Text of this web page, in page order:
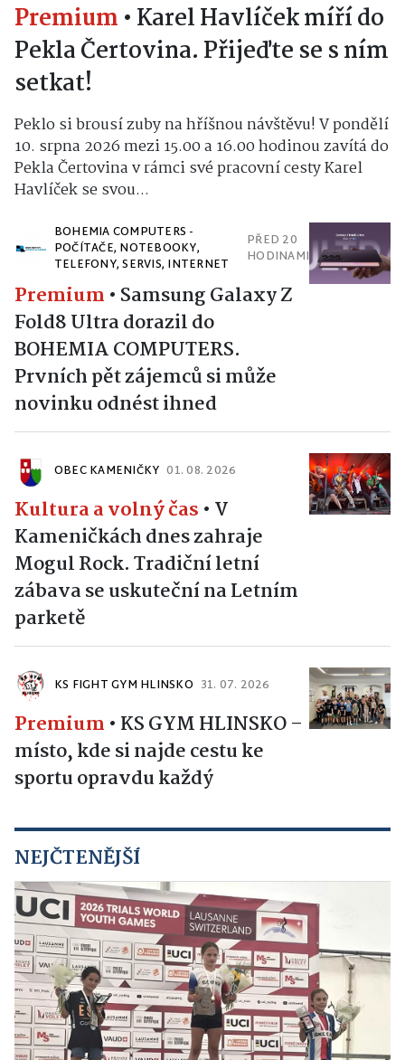
Premium • Karel Havlíček míří do
Pekla Čertovina. Přijeďte se s ním
setkat!
Peklo si brousí zuby na hříšnou návštěvu! V pondělí
10. srpna 2026 mezi 15.00 a 16.00 hodinou zavítá do
Pekla Čertovina v rámci své pracovní cesty Karel
Havlíček se svou...
BOHEMIA COMPUTERS -
POČÍTAČE, NOTEBOOKY,
TELEFONY, SERVIS, INTERNET
PŘED 20
HODINAMI
Premium • Samsung Galaxy Z
Fold8 Ultra dorazil do
BOHEMIA COMPUTERS.
Prvních pět zájemců si může
novinku odnést ihned
OBEC KAMENIČKY 01. 08. 2026
Kultura a volný čas • V
Kameničkách dnes zahraje
Mogul Rock. Tradiční letní
zábava se uskuteční na Letním
parketě
KS FIGHT GYM HLINSKO 31. 07. 2026
Premium • KS GYM HLINSKO –
místo, kde si najde cestu ke
sportu opravdu každý
NEJČTENĚJŠÍ